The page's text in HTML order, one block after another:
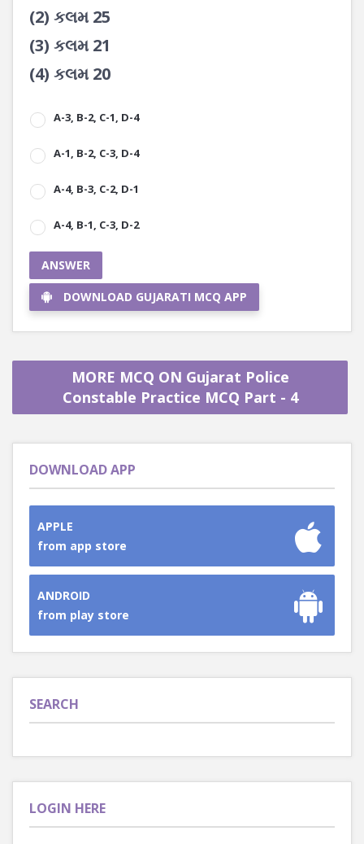
(2) કલમ 25
(3) કલમ 21
(4) કલમ 20
A-3, B-2, C-1, D-4
A-1, B-2, C-3, D-4
A-4, B-3, C-2, D-1
A-4, B-1, C-3, D-2
ANSWER
DOWNLOAD GUJARATI MCQ APP
MORE MCQ ON Gujarat Police
Constable Practice MCQ Part - 4
DOWNLOAD APP
APPLE
from app store
ANDROID
from play store
SEARCH
LOGIN HERE